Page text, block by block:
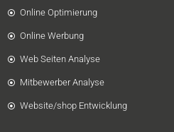
Online Optimierung
Online Werbung
Web Seiten Analyse
Mitbewerber Analyse
Website/shop Entwicklung